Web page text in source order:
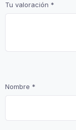
Tu valoración *
Nombre *